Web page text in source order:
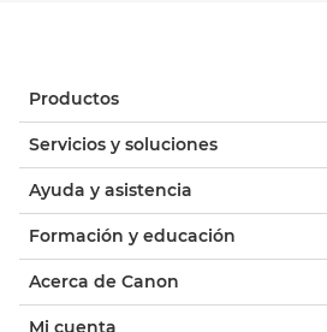
Productos
Servicios y soluciones
Ayuda y asistencia
Formación y educación
Acerca de Canon
Mi cuenta